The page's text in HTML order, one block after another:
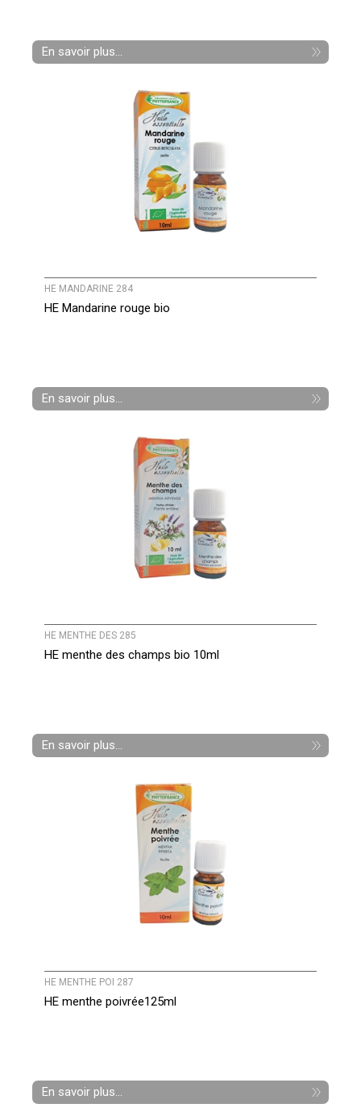
En savoir plus...
HE MANDARINE 284
HE Mandarine rouge bio
En savoir plus...
HE MENTHE DES 285
HE menthe des champs bio 10ml
En savoir plus...
HE MENTHE POI 287
HE menthe poivrée125ml
En savoir plus...